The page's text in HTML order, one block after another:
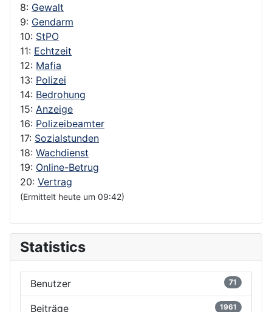
8: Gewalt
9: Gendarm
10: StPO
11: Echtzeit
12: Mafia
13: Polizei
14: Bedrohung
15: Anzeige
16: Polizeibeamter
17: Sozialstunden
18: Wachdienst
19: Online-Betrug
20: Vertrag
(Ermittelt heute um 09:42)
Statistics
Benutzer 71
Beiträge 1961